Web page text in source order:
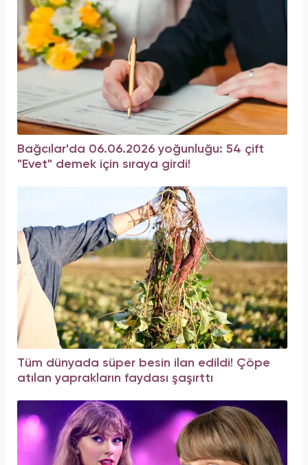
Bağcılar'da 06.06.2026 yoğunluğu: 54 çift
"Evet" demek için sıraya girdi!
Tüm dünyada süper besin ilan edildi! Çöpe
atılan yaprakların faydası şaşırttı